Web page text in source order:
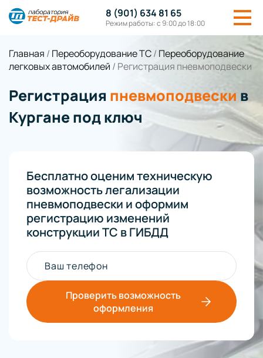
8 (901) 634 81 65
Режим работы: с 9:00 до 18:00
Главная / Переоборудование ТС/ Переоборудование
легковых автомобилей / Регистрация пневмоподвески
Регистрация пневмоподвески в
Кургане под ключ
Бесплатно оценим техническую
возможность легализации
пневмоподвески и оформим
регистрацию изменений
конструкции ТС в ГИБДД
Ваш телефон
Проверить возможность
оформления